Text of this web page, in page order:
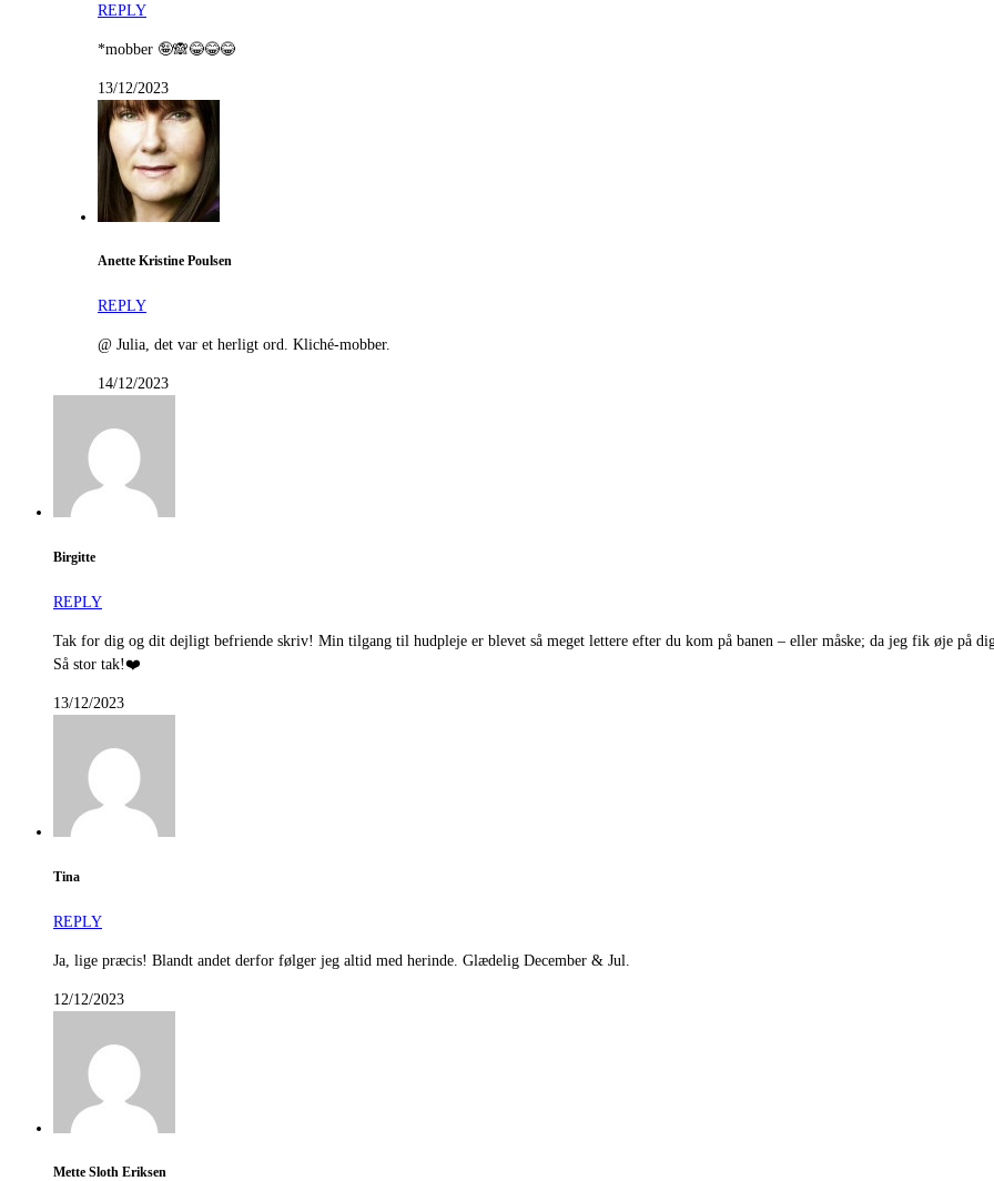
REPLY
*mobber 🤪🙈😂😂😂
13/12/2023
Anette Kristine Poulsen
REPLY
@ Julia, det var et herligt ord. Kliché-mobber.
14/12/2023
Birgitte
REPLY
Tak for dig og dit dejligt befriende skriv! Min tilgang til hudpleje er blevet så meget lettere efter du kom på banen – eller måske; da jeg fik øje på
Så stor tak!❤️
13/12/2023
Tina
REPLY
Ja, lige præcis! Blandt andet derfor følger jeg altid med herinde. Glædelig December & Jul.
12/12/2023
Mette Sloth Eriksen